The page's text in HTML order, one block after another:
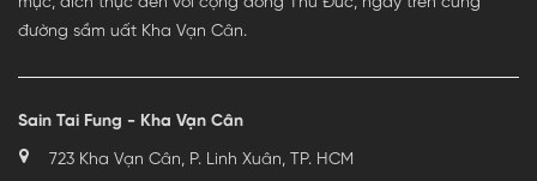
đường sầm uất Kha Vạn Cân.
Sain Tai Fung - Kha Vạn Cân
723 Kha Vạn Cân, P. Linh Xuân, TP. HCM